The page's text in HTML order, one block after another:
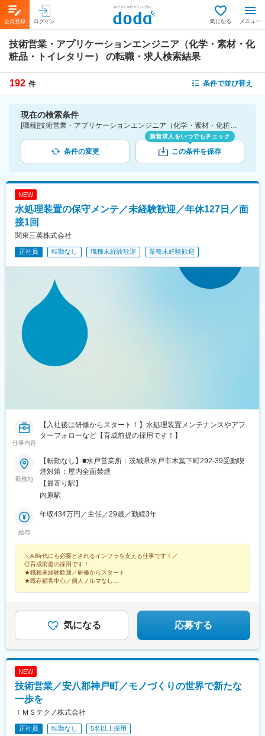
会員登録 ログイン 気になる メニュー
技術営業・アプリケーションエンジニア（化学・素材・化
粧品・トイレタリー）
の転職・求人検索結果
192 件 条件で並び替え
現在の検索条件
[職種]技術営業・アプリケーションエンジニア（化学・素材・化粧品・トイレタリー）-技術営業・アプリケーションエンジニア（化学・素材・化粧品・トイレタリー）
条件の変更
新着求人をいつでもチェック
この条件を保存
NEW
水処理装置の保守メンテ／未経験歓迎／年休127日／面
接1回
関東三英株式会社
正社員 転勤なし 職種未経験歓迎 業種未経験歓迎
仕事内容
【入社後は研修からスタート！】水処理装置メンテナンスやアフ
ターフォローなど【育成前提の採用です！】
勤務地
【転勤なし】■水戸営業所：茨城県水戸市木葉下町292-39受動喫
煙対策：屋内全面禁煙
【最寄り駅】
内原駅
給与
年収434万円／主任／29歳／勤続3年
＼AI時代にも必要とされるインフラを支える仕事です！／
◎育成前提の採用です！
★職種未経験歓迎／研修からスタート
★既存顧客中心／個人ノルマなし
気になる 応募する
NEW
技術営業／安八郡神戸町／モノづくりの世界で新たな
一歩を
ＩＭＳテクノ株式会社
正社員 転勤なし 5名以上採用